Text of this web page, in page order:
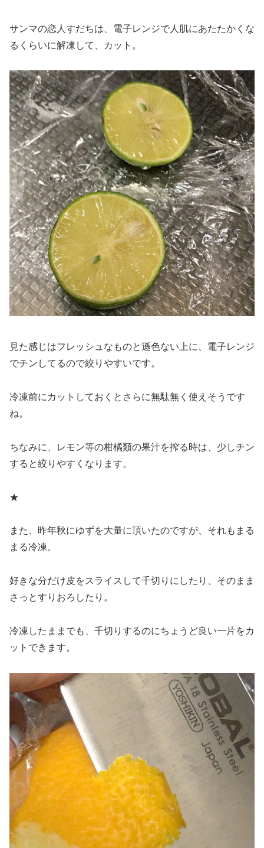
サンマの恋人すだちは、電子レンジで人肌にあたたかくな
るくらいに解凍して、カット。
見た感じはフレッシュなものと遜色ない上に、電子レンジ
でチンしてるので絞りやすいです。
冷凍前にカットしておくとさらに無駄無く使えそうです
ね。
ちなみに、レモン等の柑橘類の果汁を搾る時は、少しチン
すると絞りやすくなります。
★
また、昨年秋にゆずを大量に頂いたのですが、それもまる
まる冷凍。
好きな分だけ皮をスライスして千切りにしたり、そのまま
さっとすりおろしたり。
冷凍したままでも、千切りするのにちょうど良い一片をカ
ットできます。